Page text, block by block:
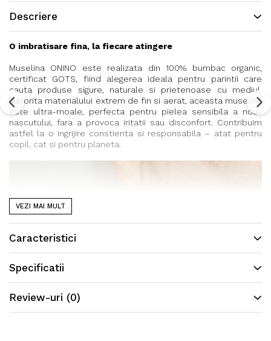
Descriere
O imbratisare fina, la fiecare atingere
Muselina ONINO este realizata din 100% bumbac organic,
certificat GOTS, fiind alegerea ideala pentru parintii care
cauta produse sigure, naturale si prietenoase cu mediul.
Datorita materialului extrem de fin si aerat, aceasta muselina
este ultra-moale, perfecta pentru pielea sensibila a nou-
nascutului, fara a provoca iritatii sau disconfort. Contribuim
astfel la o ingrijire constienta si responsabila – atat pentru
copil, cat si pentru planeta.
VEZI MAI MULT
Caracteristici
Specificatii
Review-uri (0)